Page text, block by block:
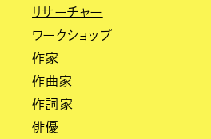
リサーチャー
ワークショップ
作家
作曲家
作詞家
俳優